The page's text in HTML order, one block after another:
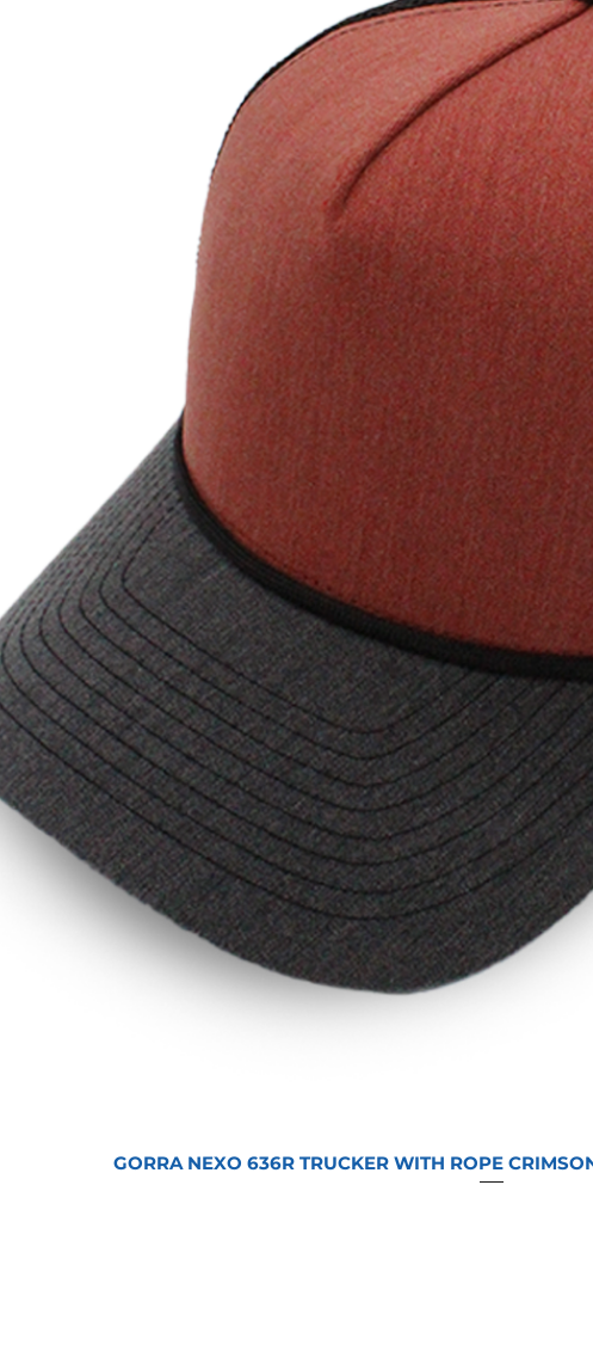
GORRA NEXO 636R TRUCKER WITH ROPE